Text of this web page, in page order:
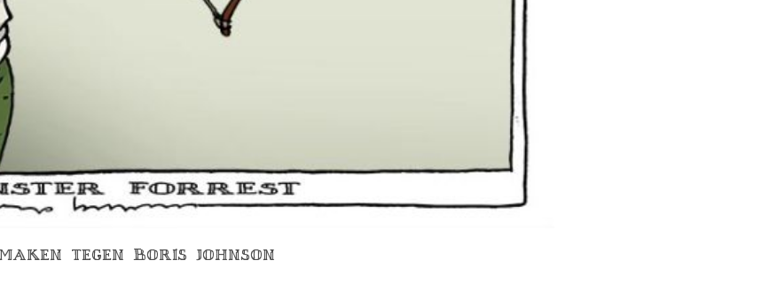
TEGEN BORIS JOHNSON